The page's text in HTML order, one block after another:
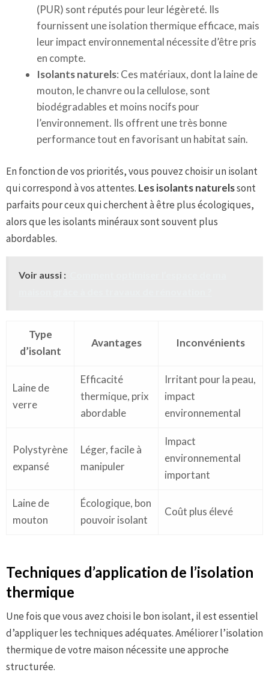
(PUR) sont réputés pour leur légèreté. Ils
fournissent une isolation thermique efficace, mais
leur impact environnemental nécessite d’être pris
en compte.
Isolants naturels: Ces matériaux, dont la laine de
mouton, le chanvre ou la cellulose, sont
biodégradables et moins nocifs pour
l’environnement. Ils offrent une très bonne
performance tout en favorisant un habitat sain.
En fonction de vos priorités, vous pouvez choisir un isolant
qui correspond à vos attentes. Les isolants naturelssont
parfaits pour ceux qui cherchent à être plus écologiques,
alors que les isolants minéraux sont souvent plus
abordables.
Voir aussi :
Type
d’isolant
Avantages Inconvénients
Laine de
verre
Efficacité
thermique, prix
abordable
Irritant pour la peau,
impact
environnemental
Polystyrène
expansé
Léger, facile à
manipuler
Impact
environnemental
important
Laine de
mouton
Écologique, bon
pouvoir isolant
Coût plus élevé
Techniques d’application de l’isolation
thermique
Une fois que vous avez choisi le bon isolant, il est essentiel
d’appliquer les techniques adéquates. Améliorer l’isolation
thermique de votre maison nécessite une approche
structurée.